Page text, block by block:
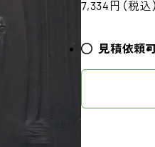
7,334円（税込
見積依頼